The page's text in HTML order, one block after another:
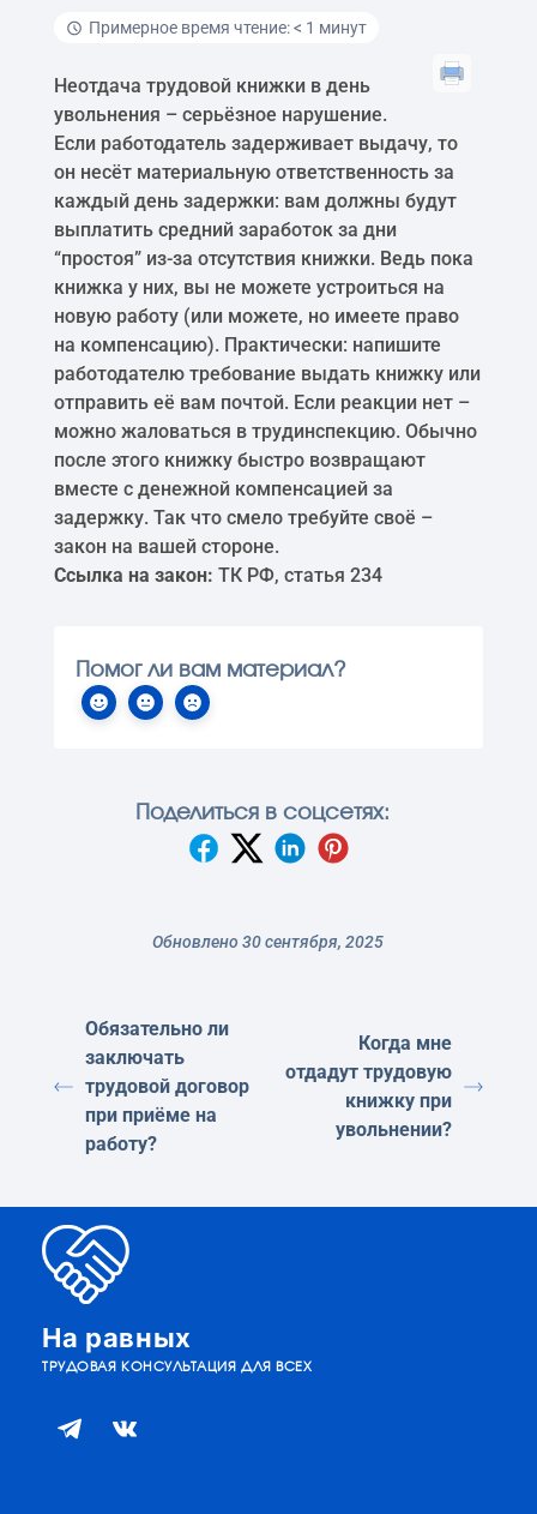
Примерное время чтение: < 1 минут
Неотдача трудовой книжки в день
увольнения – серьёзное нарушение.
Если работодатель задерживает выдачу, то
он несёт материальную ответственность за
каждый день задержки: вам должны будут
выплатить средний заработок за дни
“простоя” из-за отсутствия книжки. Ведь пока
книжка у них, вы не можете устроиться на
новую работу (или можете, но имеете право
на компенсацию). Практически: напишите
работодателю требование выдать книжку или
отправить её вам почтой. Если реакции нет –
можно жаловаться в трудинспекцию. Обычно
после этого книжку быстро возвращают
вместе с денежной компенсацией за
задержку. Так что смело требуйте своё –
закон на вашей стороне.
Ссылка на закон: ТК РФ, статья 234
Помог ли вам материал?
Поделиться в соцсетях:
Обновлено 30 сентября, 2025
Обязательно ли
заключать
трудовой договор
при приёме на
работу?
Когда мне
отдадут трудовую
книжку при
увольнении?
На равных
ТРУДОВАЯ КОНСУЛЬТАЦИЯ ДЛЯ ВСЕХ